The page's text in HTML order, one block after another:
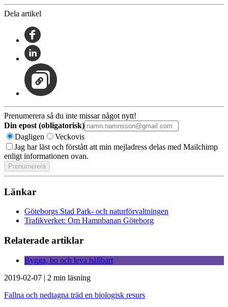
Dela artikel
Prenumerera så du inte missar något nytt!
Din epost (obligatorisk)
Dagligen
Veckovis
Jag har läst och förstått att min mejladress delas med Mailchimp
enligt informationen ovan.
Länkar
Göteborgs Stad Park- och naturförvaltningen
Trafikverket: Om Hamnbanan Göteborg
Relaterade artiklar
Bygga, bo och leva hållbart
2019-02-07 | 2 min läsning
Fallna och nedtagna träd en biologisk resurs